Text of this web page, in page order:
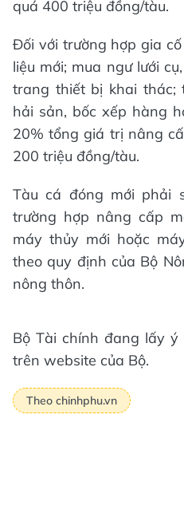
quá 400 triệu đồng/tàu.
Đối với trường hợp gia
liệu mới; mua ngư lưới
trang thiết bị khai thác;
hải sản, bốc xếp hàng
20% tổng giá trị nâng
200 triệu đồng/tàu.
Tàu cá đóng mới phải
trường hợp nâng cấp
máy thủy mới hoặc
theo quy định của Bộ
nông thôn.
Bộ Tài chính đang lấy
trên website của Bộ.
Theo chinhphu.vn